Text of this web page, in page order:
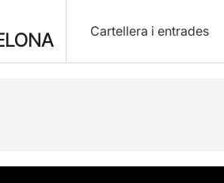
Cartellera i entrades
Fitxa artística Fotos i vídeos